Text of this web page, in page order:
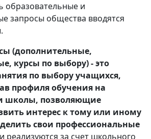
образовательные и
запросы общества вводятся
(дополнительные,
курсы по выбору) - это
по выбору учащихся,
профиля обучения на
школы, позволяющие
интерес к тому или иному
свои профессиональные
реализуются за счет школьного